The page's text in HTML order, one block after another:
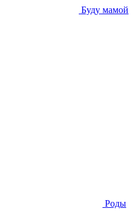
Буду мамой
Роды